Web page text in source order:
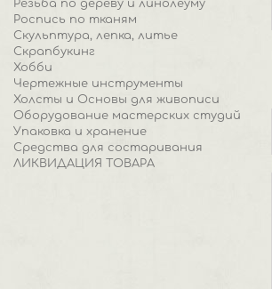
Резьба по дереву и линолеуму
Роспись по тканям
Скульптура, лепка, литье
Скрапбукинг
Хобби
Чертежные инструменты
Холсты и Основы для живописи
Оборудование мастерских студий
Упаковка и хранение
Средства для состаривания
ЛИКВИДАЦИЯ ТОВАРА